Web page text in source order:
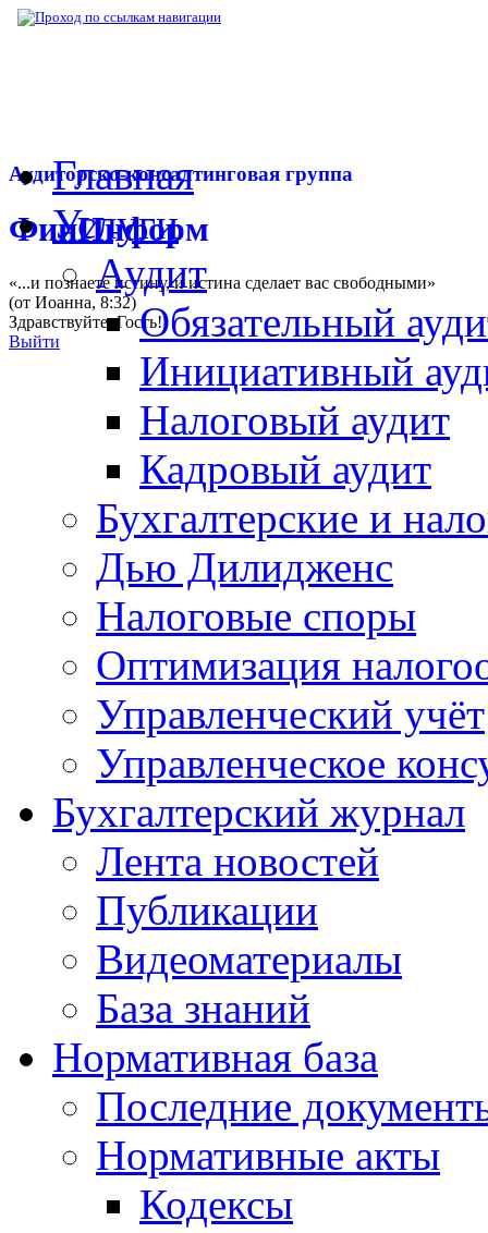
Аудиторско-консалтинговая группа
ФинИнформ
«...и познаете истину, и истина сделает вас свободными»
(от Иоанна, 8:32)
Здравствуйте,Гость!
Выйти
Главная
Услуги
Аудит
Обязательный
Инициативный
Налоговый аудит
Кадровый аудит
Бухгалтерские и
Дью Дилидженс
Налоговые споры
Оптимизация
Управленческий учёт
Управленческое
Бухгалтерский журнал
Лента новостей
Публикации
Видеоматериалы
База знаний
Нормативная база
Последние
Нормативные акты
Кодексы